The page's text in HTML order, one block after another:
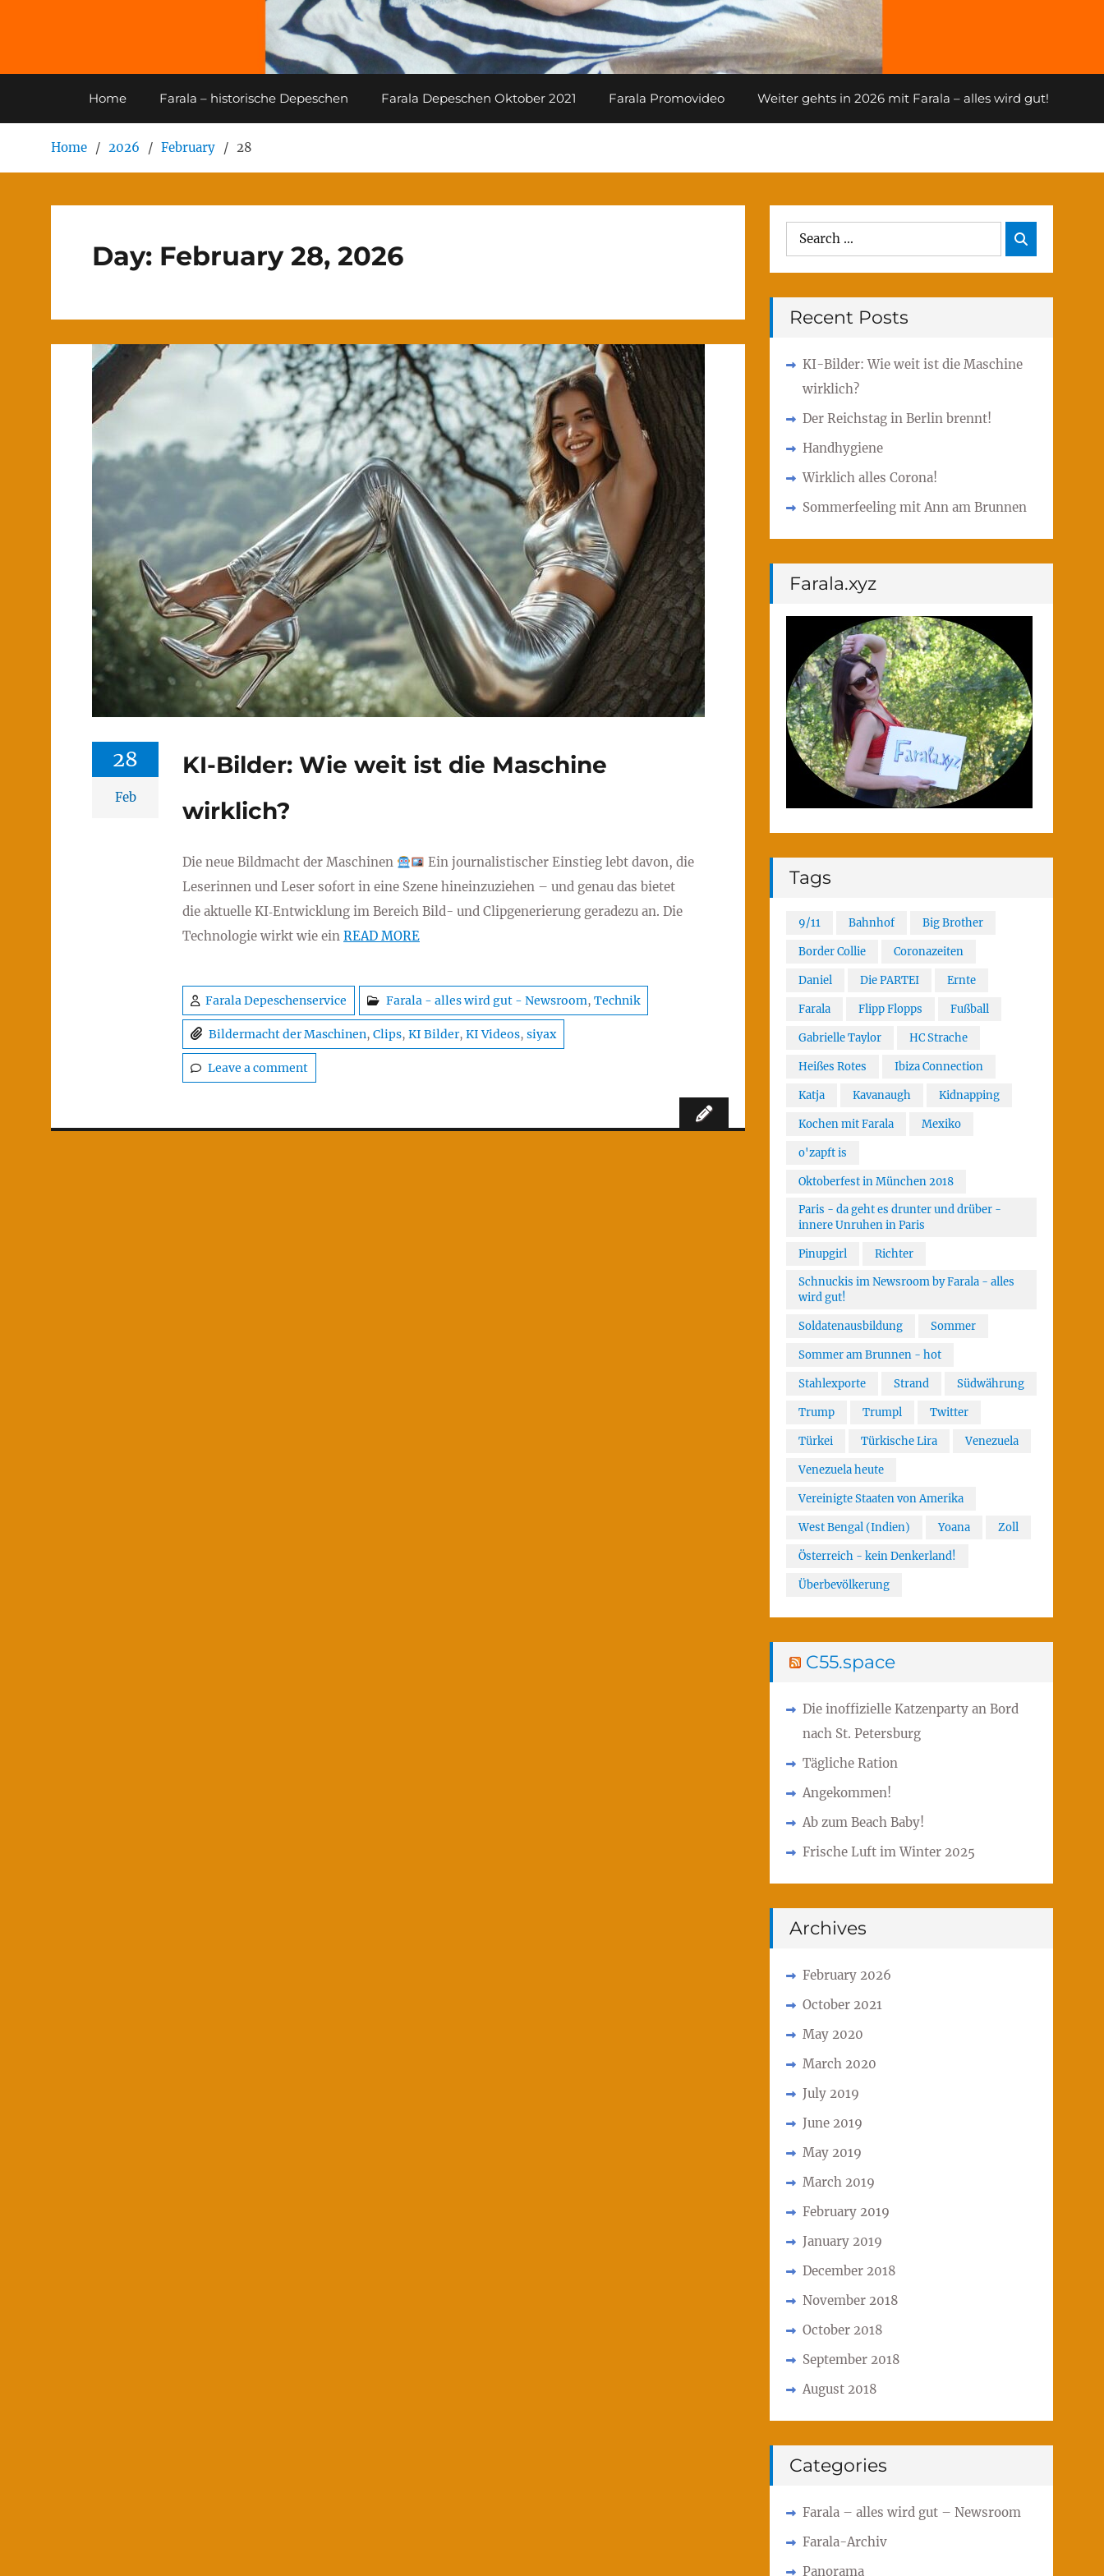
Home Farala – historische Depeschen Farala Depeschen Oktober 2021 Farala Promovideo Weiter gehts in 2026 mit Farala – alles wird gut!
Home 2026 February 28
Day: February 28, 2026
KI-Bilder: Wie weit ist die Maschine
wirklich?
28
Feb
Die neue Bildmacht der Maschinen
Ein journalistischer Einstieg lebt davon, die
Leserinnen und Leser sofort in eine Szene hineinzuziehen – und genau das bietet
die aktuelle KI‑Entwicklung im Bereich Bild- und Clipgenerierung geradezu an. Die
Technologie wirkt wie ein READ MORE
Farala Depeschenservice Farala - alles wird gut - Newsroom, Technik
Bildermacht der Maschinen, Clips, KI Bilder, KI Videos, siyax
Leave a comment
Search
for:

Recent Posts
KI-Bilder: Wie weit ist die Maschine
wirklich?
Der Reichstag in Berlin brennt!
Handhygiene
Wirklich alles Corona!
Sommerfeeling mit Ann am Brunnen
Farala.xyz
Tags
9/11 Bahnhof Big Brother
Border Collie Coronazeiten
Daniel Die PARTEI Ernte
Farala Flipp Flopps Fußball
Gabrielle Taylor HC Strache
Heißes Rotes Ibiza Connection
Katja Kavanaugh Kidnapping
Kochen mit Farala Mexiko
o'zapft is
Oktoberfest in München 2018
Paris - da geht es drunter und drüber -
innere Unruhen in Paris
Pinupgirl
Richter
Schnuckis im Newsroom by Farala - alles
wird gut!
Soldatenausbildung Sommer
Sommer am Brunnen - hot
Stahlexporte Strand Südwährung
Trump Trumpl Twitter
Türkei Türkische Lira Venezuela
Venezuela heute
Vereinigte Staaten von Amerika
West Bengal (Indien) Yoana Zoll
Österreich - kein Denkerland!
Überbevölkerung
C55.space
Die inoffizielle Katzenparty an Bord
nach St. Petersburg
Tägliche Ration
Angekommen!
Ab zum Beach Baby!
Frische Luft im Winter 2025
Archives
February 2026
October 2021
May 2020
March 2020
July 2019
June 2019
May 2019
March 2019
February 2019
January 2019
December 2018
November 2018
October 2018
September 2018
August 2018
Categories
Farala – alles wird gut – Newsroom
Farala-Archiv
Panorama